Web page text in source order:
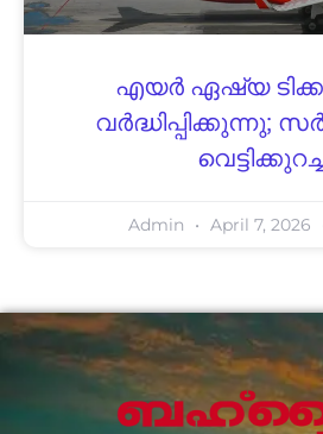
എയര്‍ ഏഷ്യ
വര്‍ദ്ധിപ്പിക്കുന്നു;
Admin April 7, 2026